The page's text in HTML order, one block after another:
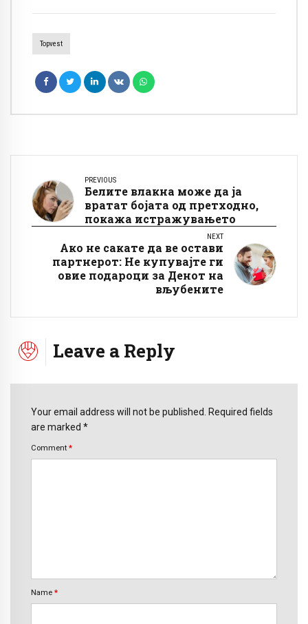
Topvest
PREVIOUS
Белите влакна може да ја
вратат бојата од претходно,
покажа истражувањето
NEXT
Ако не сакате да ве остави
партнерот: Не купувајте ги
овие подароци за Денот на
вљубените
Leave a Reply
Your email address will not be published. Required fields
are marked *
Comment *
Name *